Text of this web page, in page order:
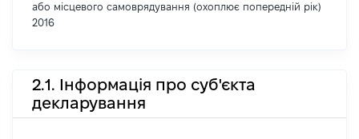
або місцевого самоврядування (охоплює попередній рік)
2016
2.1. Інформація про суб'єкта
декларування